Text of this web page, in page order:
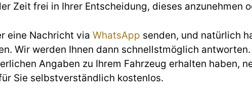
Zeit frei in Ihrer Entscheidung, dieses anzunehmen
eine Nachricht via WhatsApp senden, und natürlich
Wir werden Ihnen dann schnellstmöglich
Angaben zu Ihrem Fahrzeug erhalten haben,
Sie selbstverständlich kostenlos.